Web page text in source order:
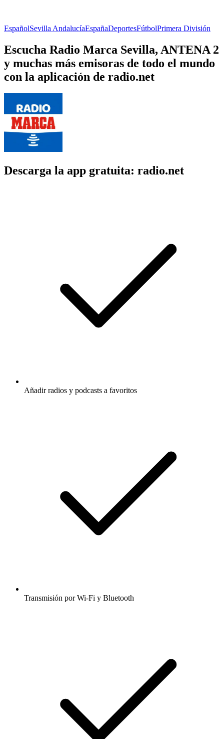
EspañolSevilla AndalucíaEspañaDeportesFútbolPrimera División
Escucha Radio Marca Sevilla, ANTENA 2
y muchas más emisoras de todo el mundo
con la aplicación de radio.net
Descarga la app gratuita: radio.net
Añadir radios y podcasts a favoritos
Transmisión por Wi-Fi y Bluetooth